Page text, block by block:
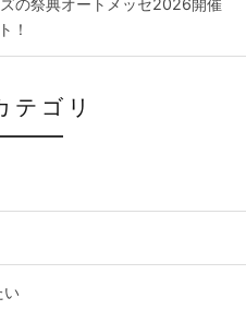
の祭典オートメッセ2026開催
！
テゴリ
い